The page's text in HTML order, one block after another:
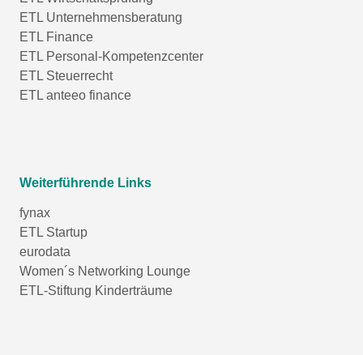
ETL Unternehmensberatung
ETL Finance
ETL Personal-Kompetenzcenter
ETL Steuerrecht
ETL anteeo finance
Weiterführende Links
fynax
ETL Startup
eurodata
Women´s Networking Lounge
ETL-Stiftung Kinderträume